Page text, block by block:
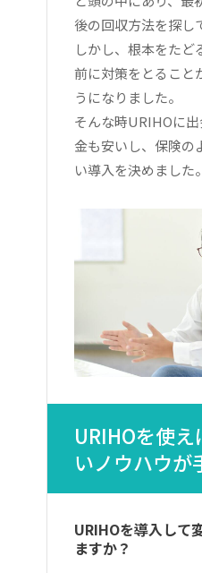
後の回収方法を探し
しかし、根本をたど
前に対策をとること
うになりました。
そんな時URIHOに
金も安いし、保険の
い導入を決めました。
URIHOを使
いノウハウが
URIHOを導入して
ますか？